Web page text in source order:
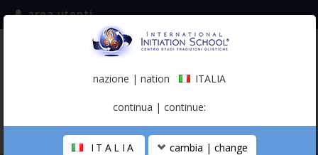
iscriviti alla mailing list
(italiano)
area utenti
nazione | nation ITALIA
continua | continue:
ITALIA cambia | change